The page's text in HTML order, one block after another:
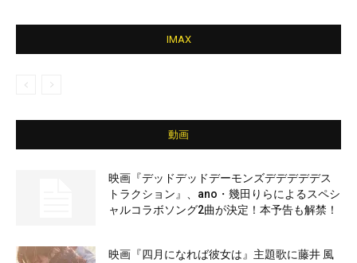
IMAX
動画
映画『デッドデッドデーモンズデデデデデス
トラクション』、ano・幾田りらによるスペシ
ャルコラボソング2曲が決定！本予告も解禁！
映画『四月になれば彼女は』主題歌に藤井 風